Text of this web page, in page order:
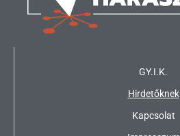
GY.I.K.
Hirdetőknek
Kapcsolat